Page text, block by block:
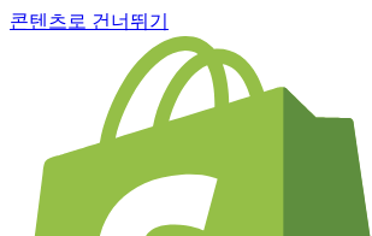
콘텐츠로 건너뛰기